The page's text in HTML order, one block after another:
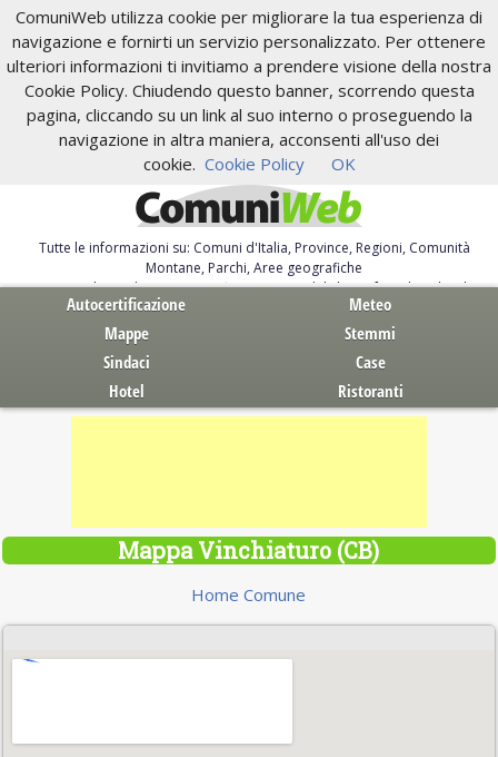
ComuniWeb utilizza cookie per migliorare la tua esperienza di
navigazione e fornirti un servizio personalizzato. Per ottenere
ulteriori informazioni ti invitiamo a prendere visione della nostra
Cookie Policy. Chiudendo questo banner, scorrendo questa
pagina, cliccando su un link al suo interno o proseguendo la
navigazione in altra maniera, acconsenti all'uso dei
cookie. Cookie Policy OK
Tutte le informazioni su: Comuni d'Italia, Province, Regioni, Comunità
Montane, Parchi, Aree geografiche
Servizi al Cittadino. Autocertificazione, moduli, leggi, free download
Autocertificazione
Meteo
Mappe
Stemmi
Sindaci
Case
Hotel
Ristoranti
Mappa Vinchiaturo (CB)
Home Comune